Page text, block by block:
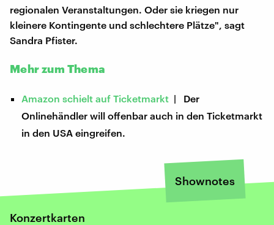
regionalen Veranstaltungen. Oder sie kriegen nur
kleinere Kontingente und schlechtere Plätze", sagt
Sandra Pfister.
Mehr zum Thema
Amazon schielt auf Ticketmarkt | Der
Onlinehändler will offenbar auch in den Ticketmarkt
in den USA eingreifen.
Shownotes
Konzertkarten